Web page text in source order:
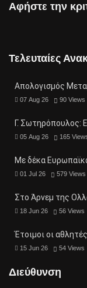
Αφήστε την
Τελευταίες
Απολογισμός
07 Aug 26 90 Views
Γ. Σωτηρόπουλος:
05 Aug 26 165
Με δέκα
01 Jul 26 579 Views
Στο Άρνεμ της
18 Jun 26 56 Views
Έτοιμοι οι
15 Jun 26 54 Views
Διεύθυνση